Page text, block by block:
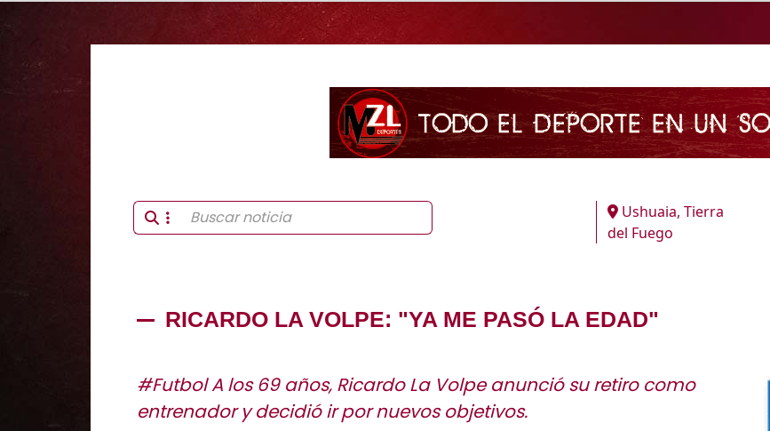
Ushuaia, Tierra
del Fuego
RICARDO LA VOLPE: "YA ME PASÓ LA EDAD"
#Futbol A los 69 años, Ricardo La Volpe anunció su retiro como
entrenador y decidió ir por nuevos objetivos.